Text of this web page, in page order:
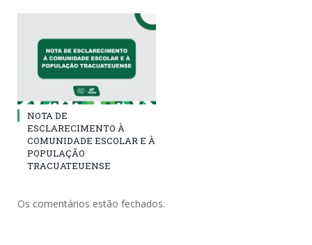
NOTA DE
ESCLARECIMENTO À
COMUNIDADE ESCOLAR E À
POPULAÇÃO
TRACUATEUENSE
Os comentários estão fechados.